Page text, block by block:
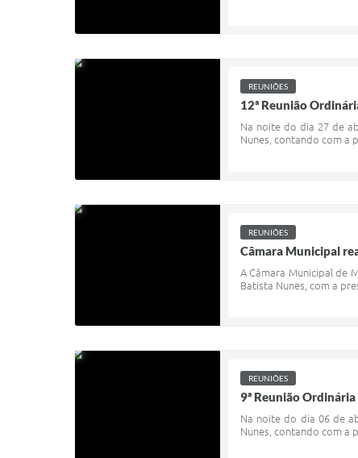
REUNIÕES
12ª Reunião
Na noite do dia 27 de
Nunes, contando com a
REUNIÕES
Câmara Municipal
A Câmara Municipal de
Batista Nunes, com a
REUNIÕES
9ª Reunião
Na noite do dia 06 de
Nunes, contando com a